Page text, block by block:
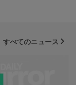
すべてのニュース